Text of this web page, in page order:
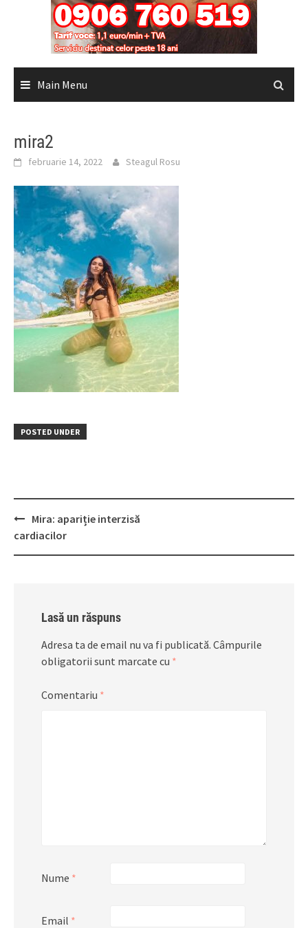
Main Menu
mira2
februarie 14, 2022 Steagul Rosu
POSTED UNDER
Post
navigation
Mira: apariție interzisă
cardiacilor
Lasă un răspuns
Adresa ta de email nu va fi publicată. Câmpurile
obligatorii sunt marcate cu *
Comentariu *
Nume *
Email *